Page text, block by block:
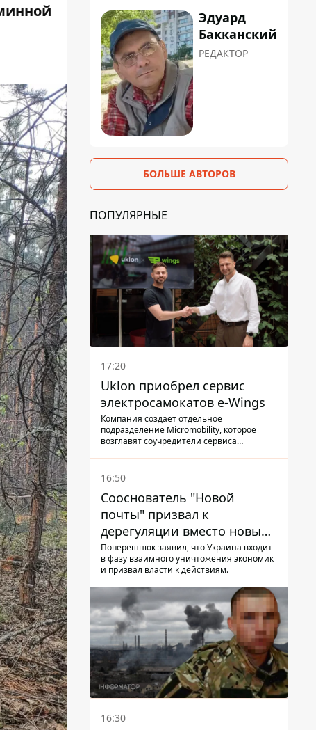
Эдуард
Бакканский
РЕДАКТОР
БОЛЬШЕ АВТОРОВ
ПОПУЛЯРНЫЕ
17:20
Uklon приобрел сервис
электросамокатов e-Wings
Компания создает отдельное
подразделение Micromobility, которое
возглавят соучредители сервиса
16:50
Сооснователь "Новой
почты" призвал к
дерегуляции вместо новых
налогов - Гетманцев против
Поперешнюк заявил, что Украина входит
в фазу взаимного уничтожения экономик
и призвал власти к действиям.
16:30